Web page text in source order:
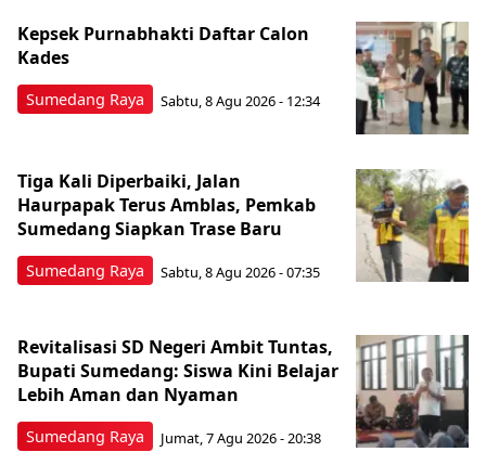
Sumedang Raya
Kepsek Purnabhakti Daftar Calon
Kades
Sabtu, 8 Agu 2026 - 12:34
Sumedang Raya
Tiga Kali Diperbaiki, Jalan
Haurpapak Terus Amblas, Pemkab
Sumedang Siapkan Trase Baru
Sabtu, 8 Agu 2026 - 07:35
Sumedang Raya
Revitalisasi SD Negeri Ambit Tuntas,
Bupati Sumedang: Siswa Kini Belajar
Lebih Aman dan Nyaman
Jumat, 7 Agu 2026 - 20:38